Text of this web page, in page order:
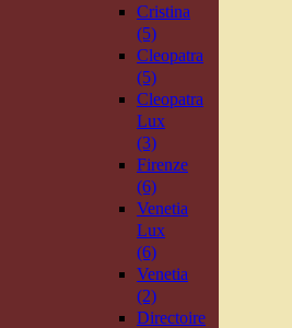
Cristina
(5)
Cleopatra
(5)
Cleopatra
Lux
(3)
Firenze
(6)
Venetia
Lux
(6)
Venetia
(2)
Directoire